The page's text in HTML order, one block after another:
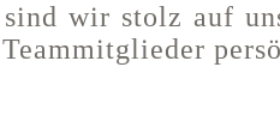
wir stolz auf